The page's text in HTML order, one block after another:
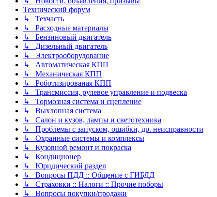
Технический форум
↳ Техчасть
↳ Расходные материалы
↳ Бензиновый двигатель
↳ Дизельный двигатель
↳ Электрооборудование
↳ Автоматическая КПП
↳ Механическая КПП
↳ Роботизированая КПП
↳ Трансмиссия, рулевое управление и подвеска
↳ Тормозная система и сцепление
↳ Выхлопная система
↳ Салон и кузов, лампы и светотехника
↳ Проблемы с запуском, ошибки, др. неисправности
↳ Охранные системы и комплексы
↳ Кузовной ремонт и покраска
↳ Кондиционер
↳ Юридический раздел
↳ Вопросы ПДД :: Общение с ГИБДД
↳ Страховки :: Налоги :: Прочие поборы
↳ Вопросы покупки/продажи